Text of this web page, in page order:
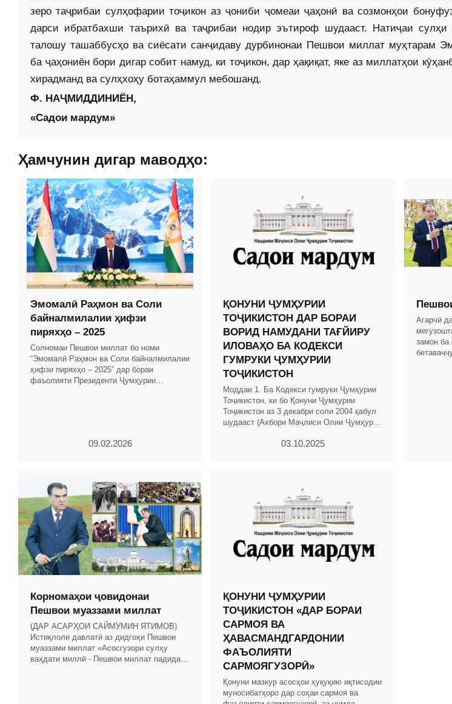
зеро таҷрибаи сулҳофарии тоҷикон аз ҷониби ҷомеаи ҷаҳонӣ ва созмонҳои
дарси ибратбахши таърихӣ ва таҷрибаи нодир эътироф шудааст. Натиҷаи
талошу ташаб­бусҳо ва сиёсати санҷидаву дурбинонаи Пешвои миллат муҳтарам
ба ҷаҳониён бори дигар собит намуд, ки тоҷикон, дар ҳақиқат, яке аз миллатҳои
хирадманд ва сулҳхоҳу ботаҳаммул мебошанд.
Ф. НАҶМИДДИНИЁН,
«Садои мардум»
Ҳамчунин дигар маводҳо:
Эмомалӣ Раҳмон ва Соли
байналмилалии ҳифзи
пиряхҳо – 2025
Солномаи Пешвои миллат бо номи
“Эмомалӣ Раҳмон ва Соли байналмилалии
ҳифзи пиряхҳо – 2025” дар бораи
фаъолияти Президенти Ҷумҳурии
09.02.2026
ҚОНУНИ ҶУМҲУРИИ
ТОҶИКИСТОН ДАР БОРАИ
ВОРИД НАМУДАНИ ТАҒЙИРУ
ИЛОВАҲО БА КОДЕКСИ
ГУМРУКИ ҶУМҲУРИИ
ТОҶИКИСТОН
Моддаи 1. Ба Кодекси гумруки Ҷумҳурии
Тоҷикистон, ки бо Қонуни Ҷумҳурии
Тоҷикистон аз 3 декабри соли 2004 қабул
шудааст (Ахбори Маҷлиси Олии Ҷумҳурии
03.10.2025
Агарчӣ
замон ба
Корномаҳои ҷовидонаи
Пешвои муаззами миллат
(ДАР АСАРҲОИ САЙМУМИН ЯТИМОВ)
Истиқлоли давлатӣ аз дидгоҳи Пешвои
муаззами миллат «Асосгузори сулҳу
ваҳдати миллӣ - Пешвои миллат падидаи
ҚОНУНИ ҶУМҲУРИИ
ТОҶИКИСТОН «ДАР БОРАИ
САРМОЯ ВА
ҲАВАСМАНДГАРДОНИИ
ФАЪОЛИЯТИ
САРМОЯГУЗОРӢ»
Қонуни мазкур асосҳои ҳуқуқию иқтисодии
муносибатҳоро дар соҳаи сармоя ва